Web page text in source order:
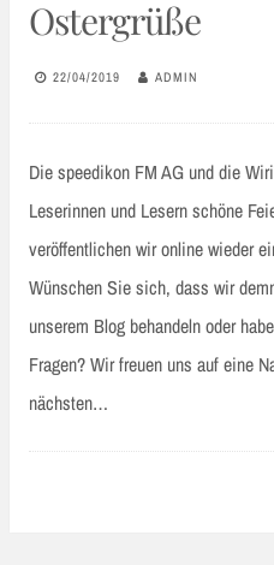
Ostergrüße
22/04/2019 ADMIN
Die speedikon FM AG und die
Leserinnen und Lesern schöne
veröffentlichen wir online wieder
Wünschen Sie sich, dass wir
unserem Blog behandeln oder
Fragen? Wir freuen uns auf eine
nächsten…